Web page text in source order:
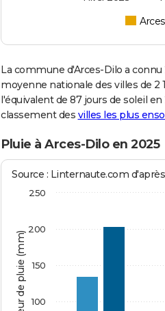
La commune d'Arces-Dilo a
moyenne nationale des villes de 2
l'équivalent de 87 jours de soleil
classement des villes les plus
Pluie à Arces-Dilo en 2025
Hauteur de pluie (mm)
Source : Linternaute.com
100
150
200
250